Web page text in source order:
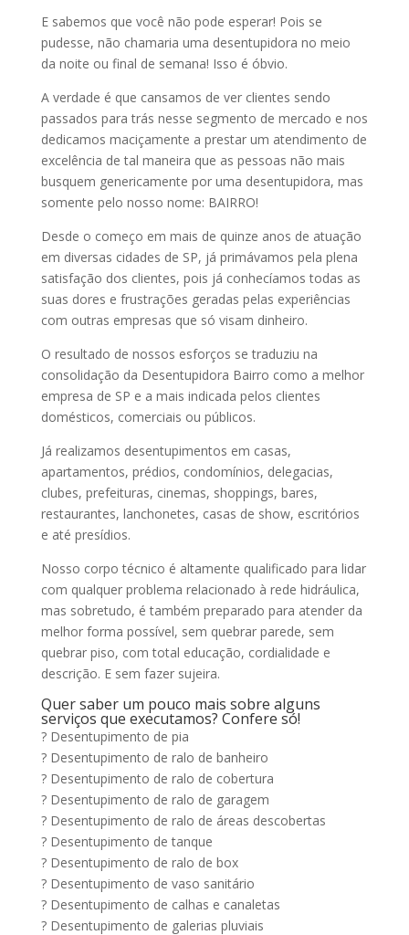
E sabemos que você não pode esperar! Pois se
pudesse, não chamaria uma desentupidora no meio
da noite ou final de semana! Isso é óbvio.
A verdade é que cansamos de ver clientes sendo
passados para trás nesse segmento de mercado e nos
dedicamos maciçamente a prestar um atendimento de
excelência de tal maneira que as pessoas não mais
busquem genericamente por uma desentupidora, mas
somente pelo nosso nome: BAIRRO!
Desde o começo em mais de quinze anos de atuação
em diversas cidades de SP, já primávamos pela plena
satisfação dos clientes, pois já conhecíamos todas as
suas dores e frustrações geradas pelas experiências
com outras empresas que só visam dinheiro.
O resultado de nossos esforços se traduziu na
consolidação da Desentupidora Bairro como a melhor
empresa de SP e a mais indicada pelos clientes
domésticos, comerciais ou públicos.
Já realizamos desentupimentos em casas,
apartamentos, prédios, condomínios, delegacias,
clubes, prefeituras, cinemas, shoppings, bares,
restaurantes, lanchonetes, casas de show, escritórios
e até presídios.
Nosso corpo técnico é altamente qualificado para lidar
com qualquer problema relacionado à rede hidráulica,
mas sobretudo, é também preparado para atender da
melhor forma possível, sem quebrar parede, sem
quebrar piso, com total educação, cordialidade e
descrição. E sem fazer sujeira.
Quer saber um pouco mais sobre alguns
serviços que executamos? Confere só!
? Desentupimento de pia
? Desentupimento de ralo de banheiro
? Desentupimento de ralo de cobertura
? Desentupimento de ralo de garagem
? Desentupimento de ralo de áreas descobertas
? Desentupimento de tanque
? Desentupimento de ralo de box
? Desentupimento de vaso sanitário
? Desentupimento de calhas e canaletas
? Desentupimento de galerias pluviais